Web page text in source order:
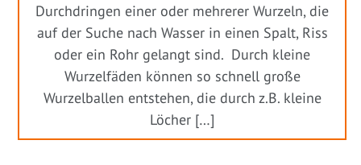
Durchdringen einer oder mehrerer Wurzeln, die
auf der Suche nach Wasser in einen Spalt, Riss
oder ein Rohr gelangt sind. Durch kleine
Wurzelfäden können so schnell große
Wurzelballen entstehen, die durch z.B. kleine
Löcher […]